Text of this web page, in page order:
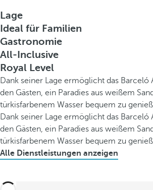
Lage
Ideal für Familien
Gastronomie
All-Inclusive
Royal Level
Dank seiner Lage ermöglicht das Barceló
den Gästen, ein Paradies aus weißem
türkisfarbenem Wasser bequem zu
Dank seiner Lage ermöglicht das Barceló
den Gästen, ein Paradies aus weißem
türkisfarbenem Wasser bequem zu
Alle Dienstleistungen anzeigen